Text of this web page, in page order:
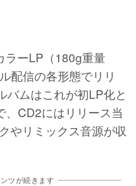
ーLP（180g重量
配信の各形態でリリ
バムはこれが初LP化と
、CD2にはリリース当
やリミックス音源が収
ツが続きます